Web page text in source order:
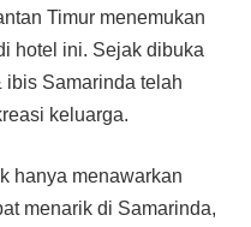
Timur menemukan
hotel ini. Sejak dibuka
ibis Samarinda telah
keluarga.
hanya menawarkan
menarik di Samarinda,